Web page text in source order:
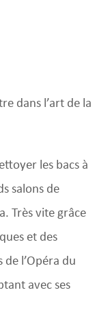
dans l’art de la
les bacs à
salons de
Très vite grâce
et des
l’Opéra du
avec ses